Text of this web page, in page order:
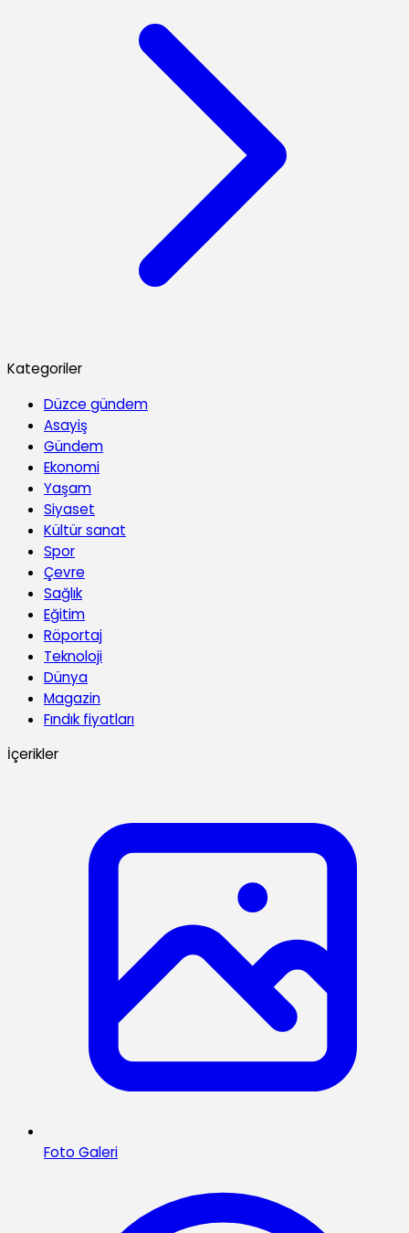
Kategoriler
Düzce gündem
Asayiş
Gündem
Ekonomi
Yaşam
Siyaset
Kültür sanat
Spor
Çevre
Sağlık
Eğitim
Röportaj
Teknoloji
Dünya
Magazin
Fındık fiyatları
İçerikler
Foto Galeri